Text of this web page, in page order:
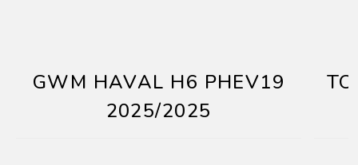
GWM HAVAL H6 PHEV19
2025/2025